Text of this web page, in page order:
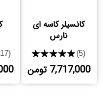
کانسیلر کاسه ای
نارس
★★★★★(5)
7,717,000 تومن